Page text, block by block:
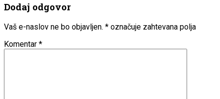
Dodaj odgovor
Vaš e-naslov ne bo objavljen. * označuje zahtevana polja
Komentar *